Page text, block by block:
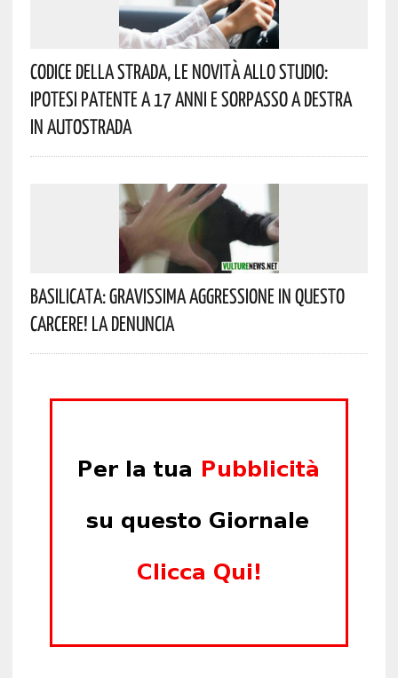
Codice Della Strada, Le Novità Allo Studio:
Ipotesi Patente A 17 Anni E Sorpasso A Destra
In Autostrada
Basilicata: Gravissima Aggressione In Questo
Carcere! La Denuncia